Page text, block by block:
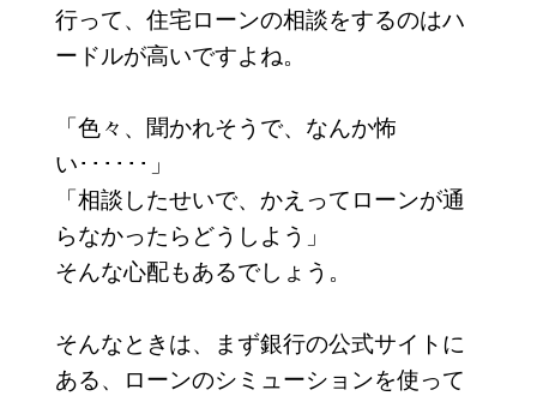
行って、住宅ローンの相談をするのはハ
ードルが高いですよね。
「色々、聞かれそうで、なんか怖
い･･････」
「相談したせいで、かえってローンが通
らなかったらどうしよう」
そんな心配もあるでしょう。
そんなときは、まず銀行の公式サイトに
ある、ローンのシミューションを使って